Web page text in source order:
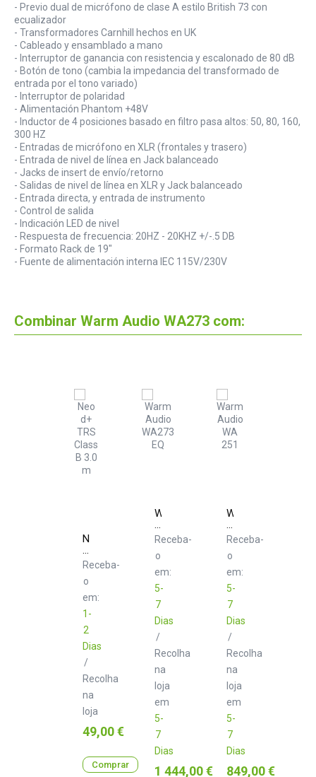
- Previo dual de micrófono de clase A estilo British 73 con
ecualizador
- Transformadores Carnhill hechos en UK
- Cableado y ensamblado a mano
- Interruptor de ganancia con resistencia y escalonado de 80 dB
- Botón de tono (cambia la impedancia del transformado de
entrada por el tono variado)
- Interruptor de polaridad
- Alimentación Phantom +48V
- Inductor de 4 posiciones basado en filtro pasa altos: 50, 80, 160,
300 HZ
- Entradas de micrófono en XLR (frontales y trasero)
- Entrada de nivel de línea en Jack balanceado
- Jacks de insert de envío/retorno
- Salidas de nivel de línea en XLR y Jack balanceado
- Entrada directa, y entrada de instrumento
- Control de salida
- Indicación LED de nivel
- Respuesta de frecuencia: 20HZ - 20KHZ +/-.5 DB
- Formato Rack de 19"
- Fuente de alimentación interna IEC 115V/230V
Combinar Warm Audio WA273 com:
Neo
d+
TRS
Class
B
3.0
m
Receba-
o
em:
1-
2
Dias
/
Recolha
na
loja
Preço
49,00 €
Comprar
Warm
Audio
WA273
EQ
Receba-
o
em:
5-
7
Dias
/
Recolha
na
loja
em
5-
7
Dias
Preço
1 444,00 €
Warm
Audio
WA
251
Receba-
o
em:
5-
7
Dias
/
Recolha
na
loja
em
5-
7
Dias
Preço
849,00 €